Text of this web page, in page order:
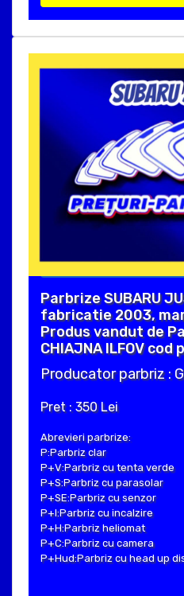
Parbrize SUBARU
fabricatie 2003,
Produs vandut de
CHIAJNA ILFOV
Producator parbriz :
Pret : 350 Lei
Abrevieri parbrize:
P:Parbriz clar
P+V:Parbriz cu tenta verde
P+S:Parbriz cu parasolar
P+SE:Parbriz cu senzor
P+I:Parbriz cu incalzire
P+H:Parbriz heliomat
P+C:Parbriz cu camera
P+Hud:Parbriz cu head up